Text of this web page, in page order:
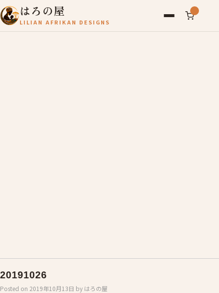
はろの屋
LILIAN AFRIKAN DESIGNS
20191026
Posted on 2019年10月13日 by はろの屋